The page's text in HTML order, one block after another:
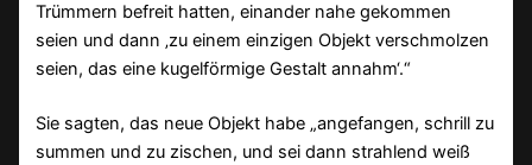
Trümmern befreit hatten, einander nahe gekommen
seien und dann ‚zu einem einzigen Objekt verschmolzen
seien, das eine kugelförmige Gestalt annahm‘.“
Sie sagten, das neue Objekt habe „angefangen, schrill zu
summen und zu zischen, und sei dann strahlend weiß